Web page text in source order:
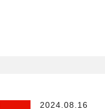
2024.08.16